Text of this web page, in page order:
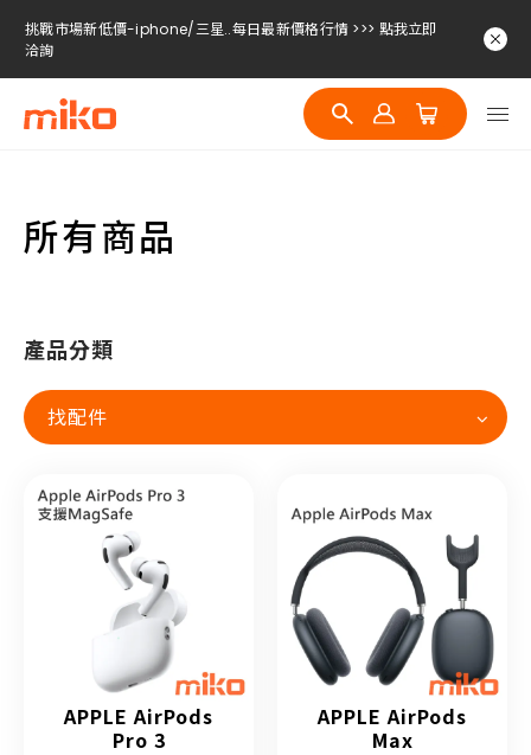
挑戰市場新低價-iphone/三星..每日最新價格行情 >>> 點我立即
洽詢
挑戰市場新低價-iphone/三星..每日最新價格行情 >>> 點我立即
洽詢
挑戰市場新低價-iphone/三星..每日最新價格行情 >>> 點我立即
所有商品
產品分類
找配件
APPLE AirPods
Pro 3
APPLE AirPods
Max